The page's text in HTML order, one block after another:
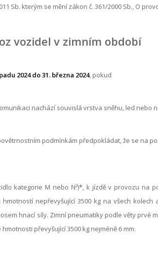
Sb. kterým se mění zákon č. 361/2000 Sb., O
vozidel v zimním období
2024 do 31. března 2024, pokud
nachází souvislá vrstva sněhu, led nebo
podmínkám předpokládat, že se na
kategorie M nebo N²)*, k jízdě v provozu na
nepřevyšující 3500 kg na všech
hnací síly. Zimní pneumatiky podle věty prvé
převyšující 3500 kg nejméně 6 mm.